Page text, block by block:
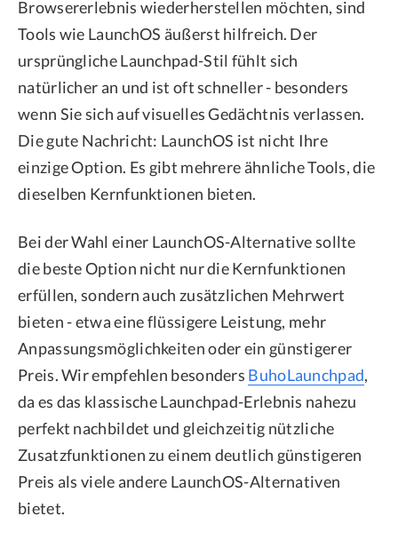
Browsererlebnis wiederherstellen möchten, sind
Tools wie LaunchOS äußerst hilfreich. Der
ursprüngliche Launchpad-Stil fühlt sich
natürlicher an und ist oft schneller - besonders
wenn Sie sich auf visuelles Gedächtnis verlassen.
Die gute Nachricht: LaunchOS ist nicht Ihre
einzige Option. Es gibt mehrere ähnliche Tools, die
dieselben Kernfunktionen bieten.
Bei der Wahl einer LaunchOS-Alternative sollte
die beste Option nicht nur die Kernfunktionen
erfüllen, sondern auch zusätzlichen Mehrwert
bieten - etwa eine flüssigere Leistung, mehr
Anpassungsmöglichkeiten oder ein günstigerer
Preis. Wir empfehlen besonders BuhoLaunchpad,
da es das klassische Launchpad-Erlebnis nahezu
perfekt nachbildet und gleichzeitig nützliche
Zusatzfunktionen zu einem deutlich günstigeren
Preis als viele andere LaunchOS-Alternativen
bietet.